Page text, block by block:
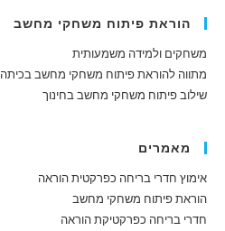
הוראת פיתוח משחקי מחשב
משחקים ולמידה משמעותית
מתווה להוראת פיתוח משחקי מחשב בכיתה
שילוב פיתוח משחקי מחשב בחינוך
מאמרים
אימוץ חדרי בריחה כפרקטית הוראה
הוראת פיתוח משחקי מחשב
חדרי בריחה כפרקטיקת הוראה